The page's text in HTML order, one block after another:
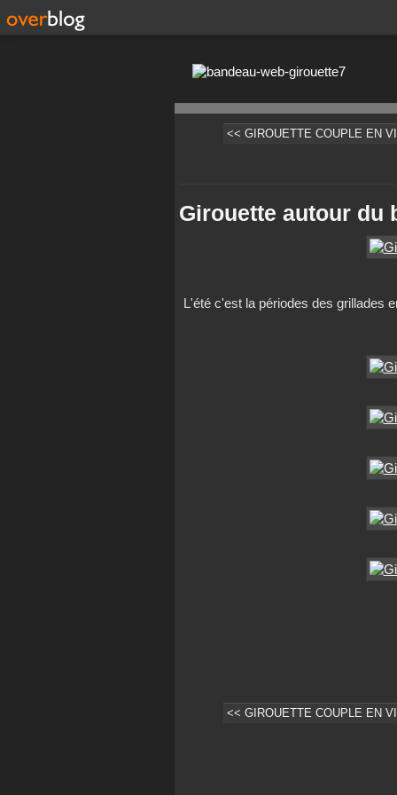
<< GIROUETTE COUPLE EN
Girouette autour du
L'été c'est la périodes des grillades
<< GIROUETTE COUPLE EN